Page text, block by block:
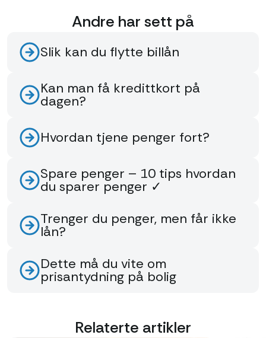
Andre har sett på
Slik kan du flytte billån
Kan man få kredittkort på
dagen?
Hvordan tjene penger fort?
Spare penger – 10 tips hvordan
du sparer penger ✓
Trenger du penger, men får ikke
lån?
Dette må du vite om
prisantydning på bolig
Relaterte artikler